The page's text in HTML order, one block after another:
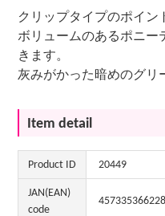
クリップタイプのポイン
ボリュームのあるポニー
きます。
灰みがかった暗めのグリ
Item detail
Product ID 20449
JAN(EAN)
code